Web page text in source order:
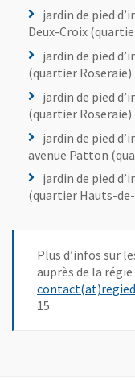
Jardin de pied
Jardin de pied
jardin de pied
Deux-Croix
jardin de pied
(quartier Roseraie)
jardin de pied
(quartier Roseraie)
jardin de pied
avenue Patton
jardin de pied
(quartier Hauts-
Plus d’infos sur
auprès de la
15